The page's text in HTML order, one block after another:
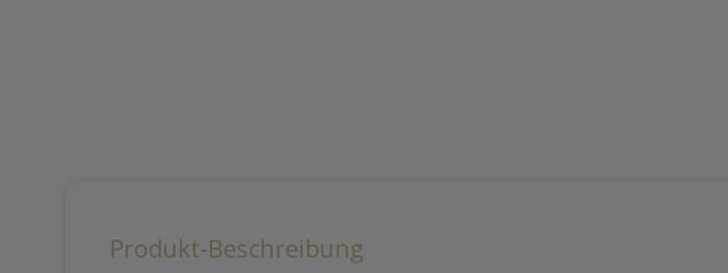
Produkt-Beschreibung